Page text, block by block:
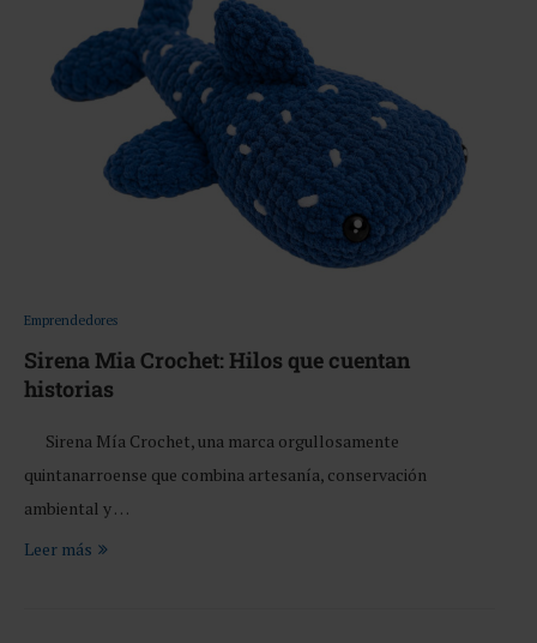
Emprendedores
Sirena Mia Crochet: Hilos que cuentan
historias
Sirena Mía Crochet, una marca orgullosamente
quintanarroense que combina artesanía, conservación
ambiental y …
Leer más